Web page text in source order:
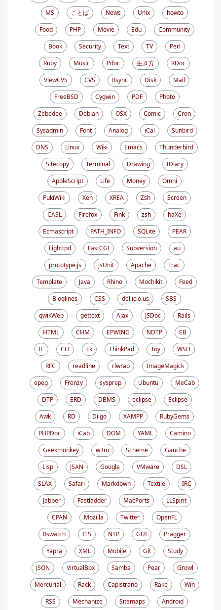
MS ことば News Unix
howto
Food
PHP Movie Edu
Community
Book
Security Text TV
Perl
Ruby
Music Pdoc 生き方
RDoc
ViewCVS
CVS Rsync Disk
Mail
FreeBSD
Cygwin PDF
Photo
Zebedee
Debian OSX Comic
Cron
Sysadmin
Font Analog iCal
Sunbird
DNS
Linux Wiki Emacs
Thunderbird
Sitecopy
Terminal Drawing
tDiary
AppleScript
Life Money
Omni
PukiWiki
Xen XREA Zsh
Screen
CASL
Firefox Fink zsh
haXe
Ecmascript
PATH_INFO SQLite
PEAR
Lighttpd
FastCGI Subversion
au
prototype.js
jsUnit Apache
Trac
Template
Java Rhino Mochikit
Feed
Bloglines
CSS del.icio.us
SBS
qwikWeb
gettext Ajax JSDoc
Rails
HTML
CHM EPWING NDTP
EB
IE
CLI ck ThinkPad Toy
WSH
RFC
readline rlwrap
ImageMagick
epeg
Frenzy sysprep Ubuntu
MeCab
DTP
ERD DBMS eclipse
Eclipse
Awk
RD Diigo XAMPP
RubyGems
PHPDoc
iCab DOM YAML
Camino
Geekmonkey
w3m Scheme
Gauche
Lisp
JSAN Google VMware
DSL
SLAX
Safari Markdown Textile
IRC
Jabber
Fastladder MacPorts
LLSpirit
CPAN
Mozilla Twitter
OpenFL
Rswatch
ITS NTP GUI
Pragger
Yapra
XML Mobile Git
Study
JSON
VirtualBox Samba Pear
Growl
Mercurial
Rack Capistrano Rake
Win
RSS
Mechanize Sitemaps
Android